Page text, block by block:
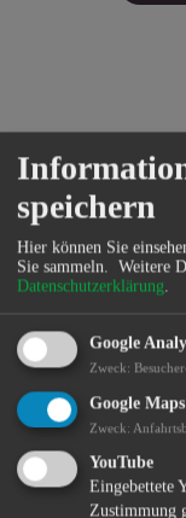
Bürgerservice
speichern
Hier können Sie
Sie sammeln. Weitere
Datenschutzerklärung.
Google
Zweck:
Google Maps
Zweck:
YouTube
Eingebettete
Zustimmung